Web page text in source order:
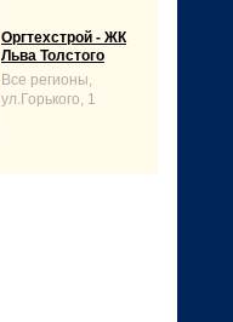
Оргтехстрой - ЖК
Льва Толстого
Все регионы,
ул.Горького, 1